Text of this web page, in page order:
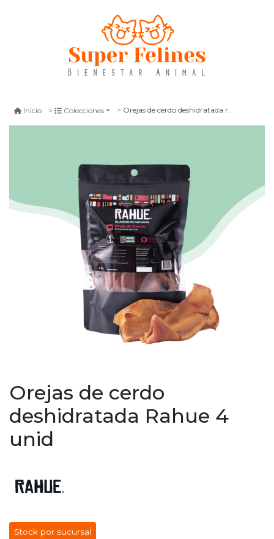
Inicio Colecciones Orejas de cerdo deshidratada rahue 4 unid
Orejas de cerdo
deshidratada Rahue 4
unid
Stock por sucursal